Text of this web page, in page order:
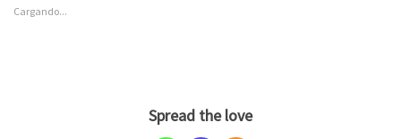
Cargando...
Spread the love